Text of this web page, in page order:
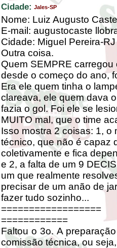
Cidade: Jales-SP
Nome: Luiz Augusto
E-mail: augustocaste
Cidade: Miguel Pereira-
Outra coisa.
Quem SEMPRE
desde o começo do ano,
Era ele quem tinha o
clareava, ele quem dava
fazia o gol. Foi ele se
MUITO mal, que o time
Isso mostra 2 coisas: 1, o
técnico, que não é capaz
coletivamente e fica
e 2, a falta de um 9
um que realmente
precisar de um anão de
fazer tudo sozinho...
============
Faltou o 3o. A
comissão técnica, ou